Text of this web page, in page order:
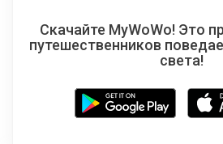
Скачайте MyWoWo! Это
путешественников
света!